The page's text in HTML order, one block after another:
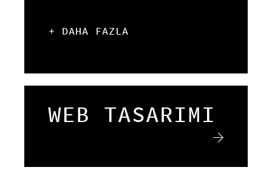
+ DAHA FAZLA
WEB TASARIMI